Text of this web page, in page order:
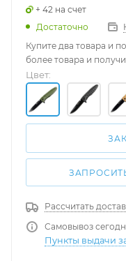
+ 42 на счет
Достаточно
Купите два товара и
более товара и
Цвет:
Рассчитать
Самовывоз
Пункты выдачи